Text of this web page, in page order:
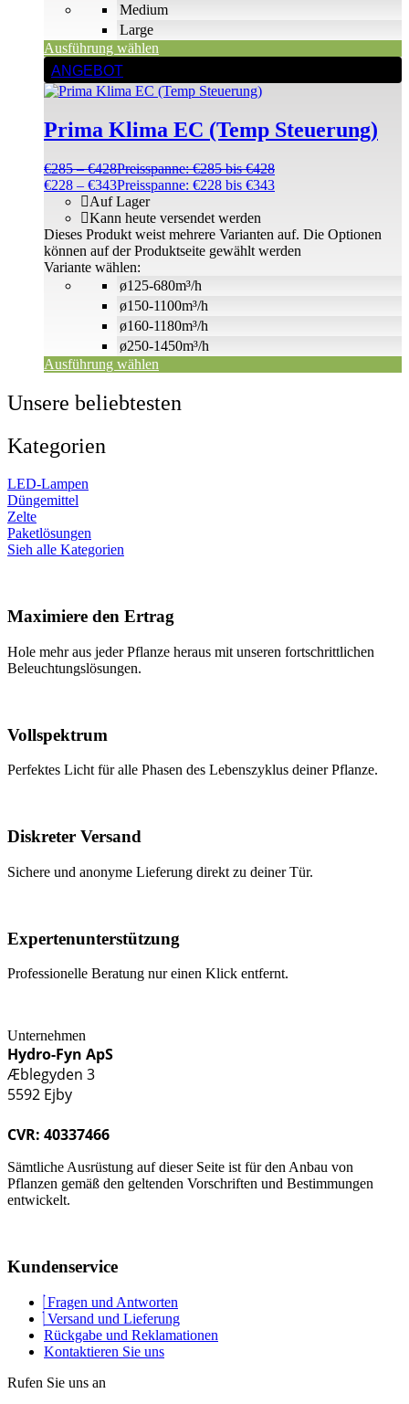
Medium
Large
Ausführung wählen
ANGEBOT
Prima Klima EC (Temp Steuerung)
€285 –€428Preisspanne: €285 bis €428
€228 – €343Preisspanne: €228 bis €343
ø125-680m³/h
ø150-1100m³/h
ø160-1180m³/h
ø250-1450m³/h
Auf Lager
Kann heute versendet werden
Variante wählen:
Ausführung wählen
Dieses Produkt weist mehrere Varianten auf. Die Optionen
können auf der Produktseite gewählt werden
Unsere beliebtesten
Kategorien
LED-Lampen
Düngemittel
Zelte
Paketlösungen
Sieh alle Kategorien
Maximiere den Ertrag
Hole mehr aus jeder Pflanze heraus mit unseren fortschrittlichen
Beleuchtungslösungen.
Vollspektrum
Perfektes Licht für alle Phasen des Lebenszyklus deiner Pflanze.
Diskreter Versand
Sichere und anonyme Lieferung direkt zu deiner Tür.
Expertenunterstützung
Professionelle Beratung nur einen Klick entfernt.
Unternehmen
Hydro-Fyn ApS
Æblegyden 3
5592 Ejby
CVR: 40337466
Sämtliche Ausrüstung auf dieser Seite ist für den Anbau von
Pflanzen gemäß den geltenden Vorschriften und Bestimmungen
entwickelt.
Kundenservice
Fragen und Antworten
Versand und Lieferung
Rückgabe und Reklamationen
Kontaktieren Sie uns
Rufen Sie uns an